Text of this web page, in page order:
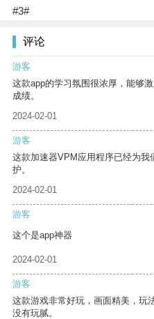
#3#
评论
游客
这款app的学习氛围很浓厚，能够
成绩。
2024-02-01
游客
这款加速器VPM应用程序已经为
护。
2024-02-01
游客
这个是app神器
2024-02-01
游客
这款游戏非常好玩，画面精美，玩
没有玩腻。